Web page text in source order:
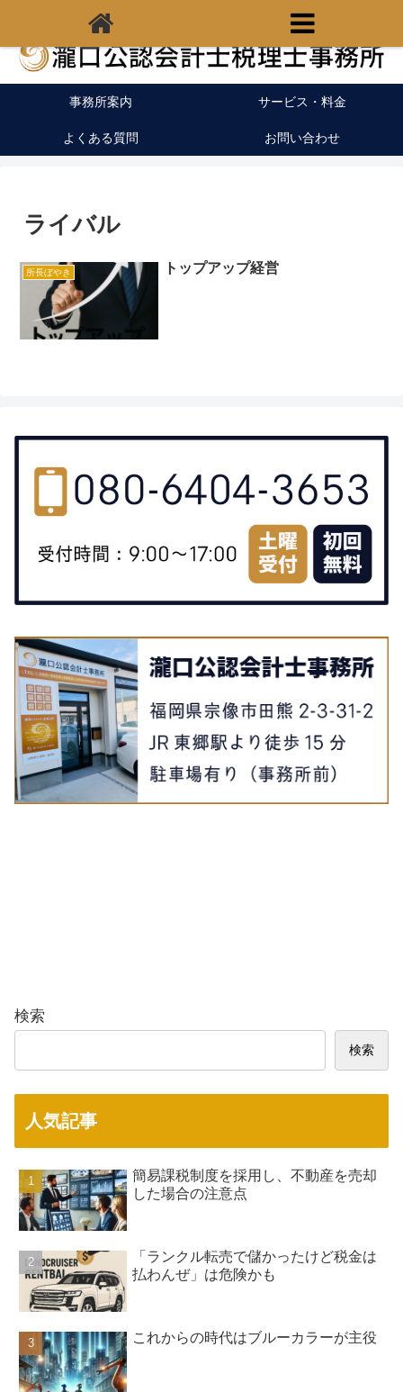
福岡県宗像市の税理士｜開業支援｜クラウド会計
事務所案内 サービス・料金
よくある質問 お問い合わせ
ライバル
所長ぼやき トップアップ経営
検索
検索
人気記事
簡易課税制度を採用し、不動産を売却
した場合の注意点
「ランクル転売で儲かったけど税金は
払わんぜ」は危険かも
これからの時代はブルーカラーが主役